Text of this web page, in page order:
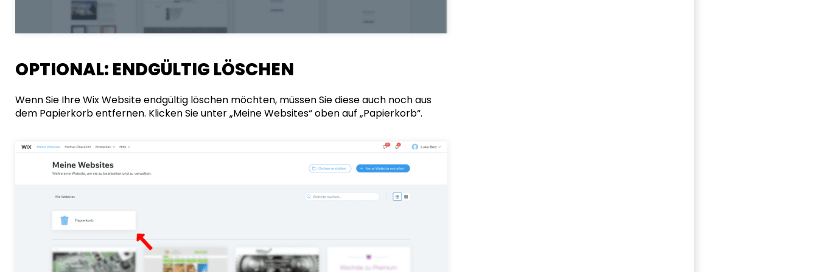
OPTIONAL: ENDGÜLTIG LÖSCHEN
Wenn Sie Ihre Wix Website endgültig löschen möchten, müssen Sie diese auch noch aus
dem Papierkorb entfernen. Klicken Sie unter „Meine Websites“ oben auf „Papierkorb“.